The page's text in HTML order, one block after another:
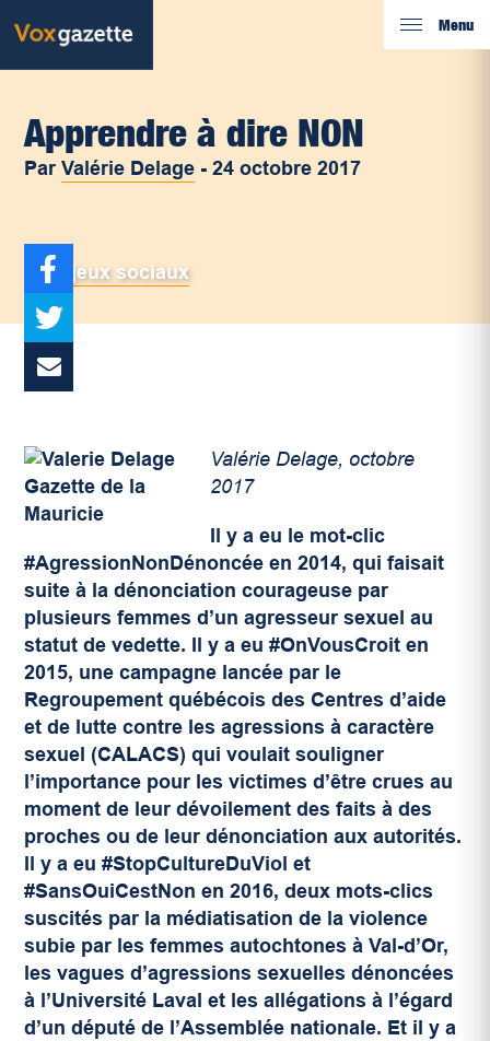
Menu
Apprendre à dire NON
ParValérie Delage -24 octobre 2017
Enjeux sociaux
Valérie Delage, octobre
2017
Il y a eu le mot-clic
#AgressionNonDénoncée en 2014, qui faisait
suite à la dénonciation courageuse par
plusieurs femmes d’un agresseur sexuel au
statut de vedette. Il y a eu #OnVousCroit en
2015, une campagne lancée par le
Regroupement québécois des Centres d’aide
et de lutte contre les agressions à caractère
sexuel (CALACS) qui voulait souligner
l’importance pour les victimes d’être crues au
moment de leur dévoilement des faits à des
proches ou de leur dénonciation aux autorités.
Il y a eu #StopCultureDuViol et
#SansOuiCestNon en 2016, deux mots-clics
suscités par la médiatisation de la violence
subie par les femmes autochtones à Val-d’Or,
les vagues d’agressions sexuelles dénoncées
à l’Université Laval et les allégations à l’égard
d’un député de l’Assemblée nationale. Et il y a